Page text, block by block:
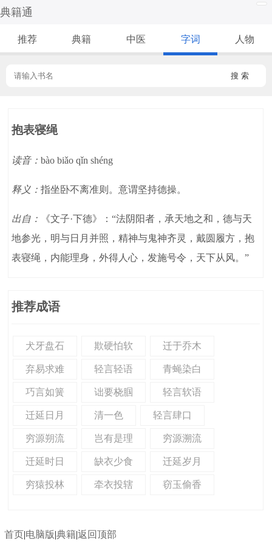
典籍通
推荐 典籍 中医 字词 人物
搜 索
抱表寝绳
读音：bào biǎo qǐn shéng
释义：指坐卧不离准则。意谓坚持德操。
出自：
《文子·下德》：“法阴阳者，承天地之和，德与天
地参光，明与日月并照，精神与鬼神齐灵，戴圆履方，抱
表寝绳，内能理身，外得人心，发施号令，天下从风。”
推荐成语
犬牙盘石 欺硬怕软 迁于乔木
弃易求难 轻言轻语 青蝇染白
巧言如簧 诎要桡腘 轻言软语
迁延日月 清一色 轻言肆口
穷源朔流 岂有是理 穷源溯流
迁延时日 缺衣少食 迁延岁月
穷猿投林 牵衣投辖 窃玉偷香
首页|电脑版|典籍|返回顶部